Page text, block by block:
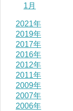
1月
2021年
2019年
2017年
2016年
2012年
2011年
2009年
2007年
2006年